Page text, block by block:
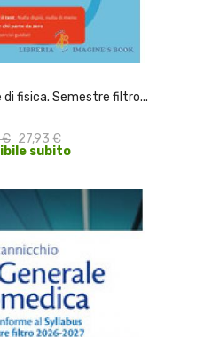
fisica. Semestre filtro...
€ 27,93 €
subito